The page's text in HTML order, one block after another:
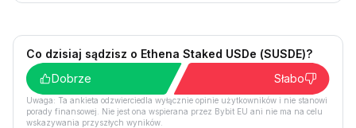
Co dzisiaj sądzisz o Ethena Staked USDe (SUSDE)?
Dobrze
Słabo
Uwaga: Ta ankieta odzwierciedla wyłącznie opinie użytkowników i nie stanowi
porady finansowej. Nie jest ona wspierana przez Bybit EU ani nie ma na celu
wskazywania przyszłych wyników.